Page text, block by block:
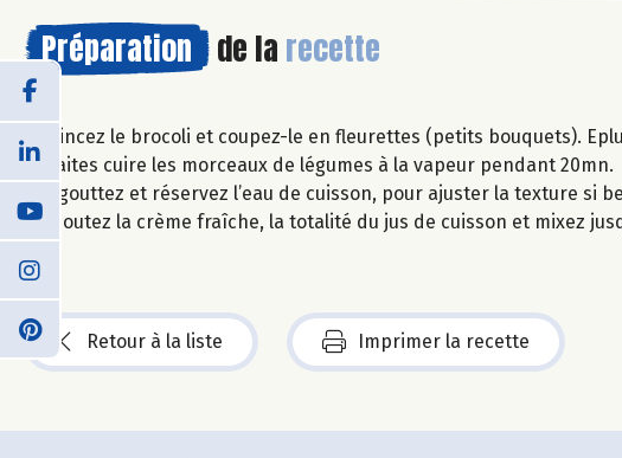
Préparation de la recette
Rincez le brocoli et coupez-le en fleurettes (petits bouquets).
Faites cuire les morceaux de légumes à la vapeur pendant 20mn.
Egouttez et réservez l’eau de cuisson, pour ajuster la texture si
Ajoutez la crème fraîche, la totalité du jus de cuisson et mixez
Retour à la liste Imprimer la recette